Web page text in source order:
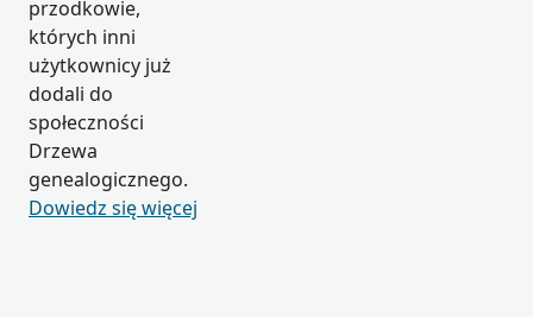
przodkowie,
których inni
użytkownicy już
dodali do
społeczności
Drzewa
genealogicznego.
Dowiedz się więcej